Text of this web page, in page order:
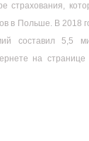
в Польше. В 2018
составил 5,5
на странице